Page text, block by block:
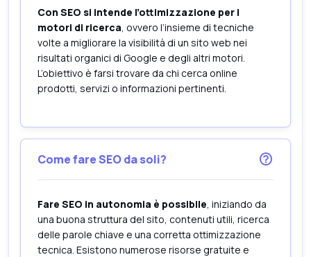
Con SEO si intende l’ottimizzazione per i
motori di ricerca , ovvero l’insieme di tecniche
volte a migliorare la visibilità di un sito web nei
risultati organici di Google e degli altri motori.
L’obiettivo è farsi trovare da chi cerca online
prodotti, servizi o informazioni pertinenti.
Come fare SEO da soli?
Fare SEO in autonomia è possibile , iniziando da
una buona struttura del sito, contenuti utili, ricerca
delle parole chiave e una corretta ottimizzazione
tecnica. Esistono numerose risorse gratuite e